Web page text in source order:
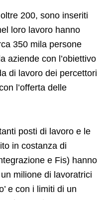
200, sono inseriti
loro lavoro hanno
350 mila persone
aziende con l’obiettivo
di lavoro dei percettori
l’offerta delle
posti di lavoro e le
in costanza di
e Fis) hanno
milione di lavoratrici
e con i limiti di un